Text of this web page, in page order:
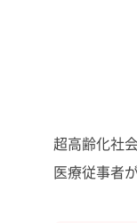
超高齢化社
医療従事者